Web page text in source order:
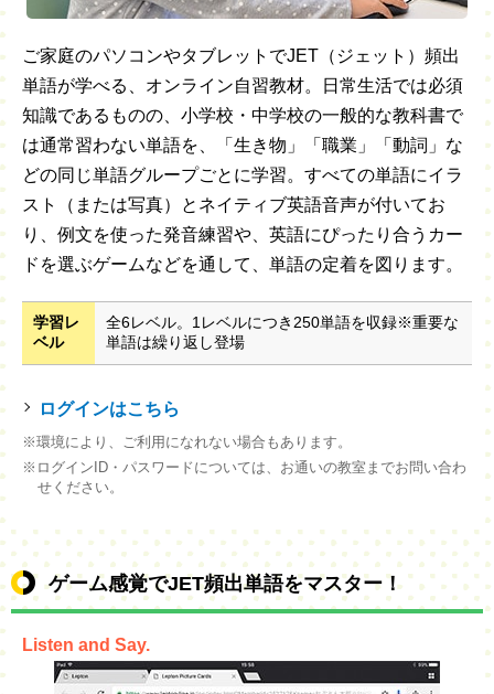
ご家庭のパソコンやタブレットでJET（ジェット）頻出
単語が学べる、オンライン自習教材。日常生活では必須
知識であるものの、小学校・中学校の一般的な教科書で
は通常習わない単語を、「生き物」「職業」「動詞」な
どの同じ単語グループごとに学習。すべての単語にイラ
スト（または写真）とネイティブ英語音声が付いてお
り、例文を使った発音練習や、英語にぴったり合うカー
ドを選ぶゲームなどを通して、単語の定着を図ります。
学習レ
ベル
全6レベル。1レベルにつき250単語を収録※重要な
単語は繰り返し登場
ログインはこちら
※環境により、ご利用になれない場合もあります。
※ログインID・パスワードについては、お通いの教室までお問い合わ
せください。
ゲーム感覚でJET頻出単語をマスター！
Listen and Say.